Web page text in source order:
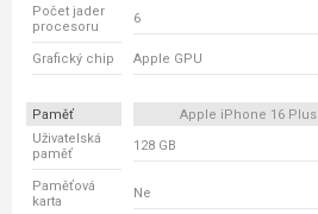
Počet jader
procesoru
6
Grafický chip Apple GPU
Paměť Apple iPhone 16 Plus
Uživatelská
paměť
128 GB
Paměťová
karta
Ne